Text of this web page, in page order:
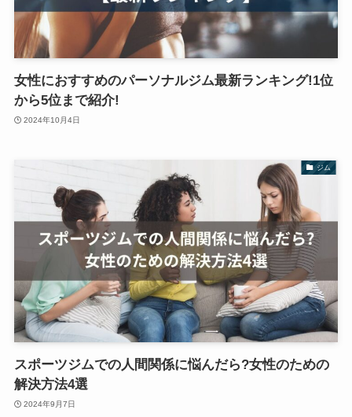
女性におすすめのパーソナルジム最新ランキング!1位
から5位まで紹介!
2024年10月4日
ジム
スポーツジムでの人間関係に悩んだら?女性のための
解決方法4選
2024年9月7日